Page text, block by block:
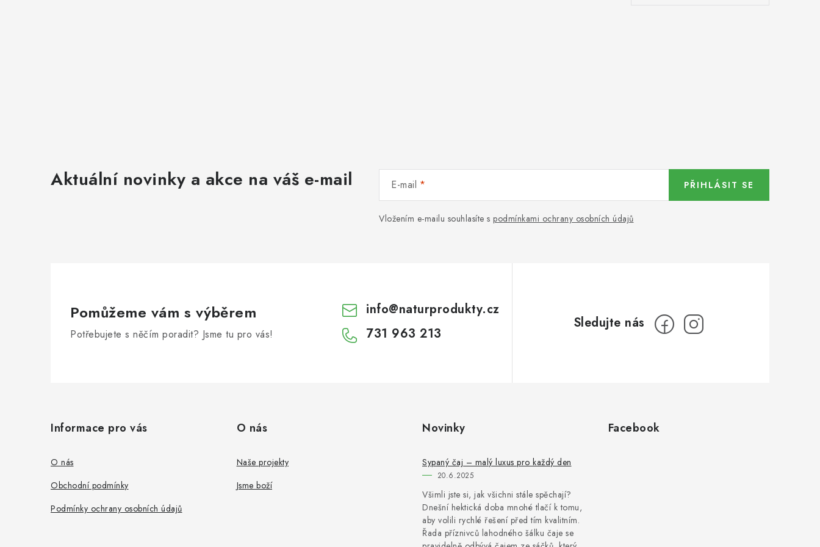
Aktuální novinky a akce na váš e-mail E-mail
Vložením e-mailu souhlasíte s podmínkami ochrany osobních údajů
PŘIHLÁSIT SE
Pomůžeme vám s výběrem
Potřebujete s něčím poradit? Jsme tu pro vás!
info@naturprodukty.cz
731 963 213
Informace pro vás
O nás
Obchodní podmínky
Podmínky ochrany osobních údajů
O nás
Naše projekty
Jsme boží
Novinky
Sypaný čaj – malý luxus pro každý den
20.6.2025
Všimli jste si, jak všichni stále spěchají?
Dnešní hektická doba mnohé tlačí k tomu,
aby volili rychlé řešení před tím kvalitním.
Řada příznivců lahodného šálku čaje se
Facebook